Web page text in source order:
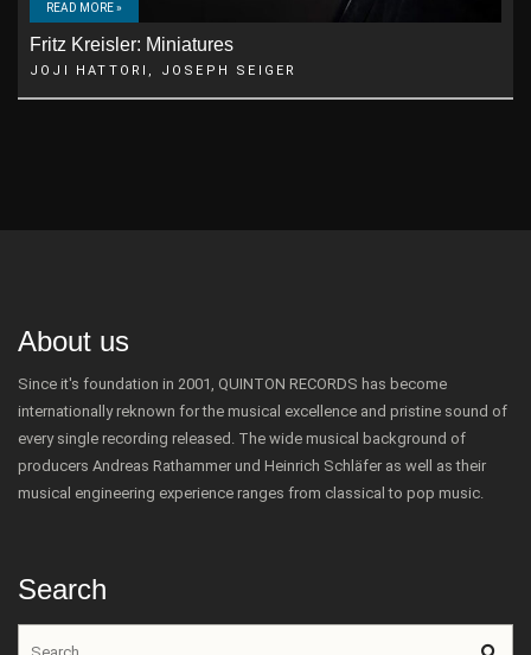
READ MORE »
Fritz Kreisler: Miniatures
JOJI HATTORI, JOSEPH SEIGER
About us
Since it's foundation in 2001, QUINTON RECORDS has become
internationally reknown for the musical excellence and pristine sound of
every single recording released. The wide musical background of
producers Andreas Rathammer und Heinrich Schläfer as well as their
musical engineering experience ranges from classical to pop music.
Search